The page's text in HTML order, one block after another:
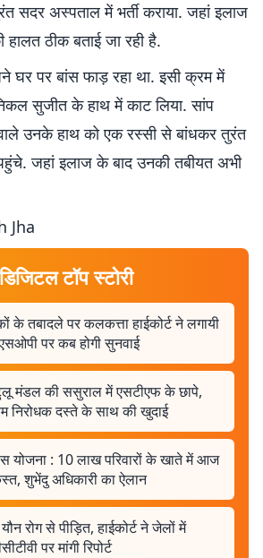
सदर अस्पताल में भर्ती कराया. जहां इलाज
ठीक बताई जा रही है.
घर पर बांस फाड़ रहा था. इसी क्रम में
सुजीत के हाथ में काट लिया. सांप
उनके हाथ को एक रस्सी से बांधकर तुरंत
जहां इलाज के बाद उनकी तबीयत अभी
Jha
टॉप स्टोरी
के तबादले पर कलकत्ता हाईकोर्ट ने लगायी
पर कब होगी सुनवाई
मंडल की ससुराल में एसटीएफ के छापे,
निरोधक दस्ते के साथ की खुदाई
योजना : 10 लाख परिवारों के खाते में आज
शुभेंदु अधिकारी का ऐलान
रोग से पीड़ित, हाईकोर्ट ने जेलों में
पर मांगी रिपोर्ट